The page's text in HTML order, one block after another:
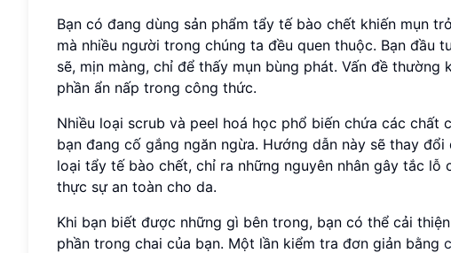
Bạn có đang dùng sản phẩm tẩy tế bào chết khiến mụn
mà nhiều người trong chúng ta đều quen thuộc. Bạn đầu
sẽ, mịn màng, chỉ để thấy mụn bùng phát. Vấn đề
phần ẩn nấp trong công thức.
Nhiều loại scrub và peel hoá học phổ biến chứa các
bạn đang cố gắng ngăn ngừa. Hướng dẫn này sẽ thay
loại tẩy tế bào chết, chỉ ra những nguyên nhân gây tắc
thực sự an toàn cho da.
Khi bạn biết được những gì bên trong, bạn có thể cải
phần trong chai của bạn. Một lần kiểm tra đơn giản bằng